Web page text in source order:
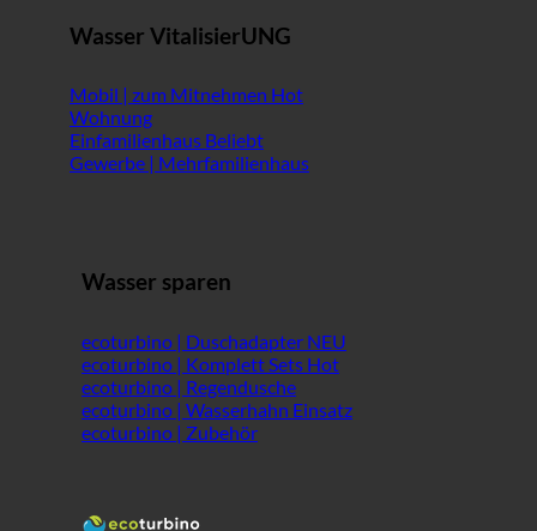
Wasser VitalisierUNG
Mobil | zum Mitnehmen
Wohnung
Einfamilienhaus
Gewerbe | Mehrfamilienhaus
Wasser sparen
ecoturbino | Duschadapter
ecoturbino | Komplett Sets
ecoturbino | Regendusche
ecoturbino | Wasserhahn Einsatz
ecoturbino | Zubehör